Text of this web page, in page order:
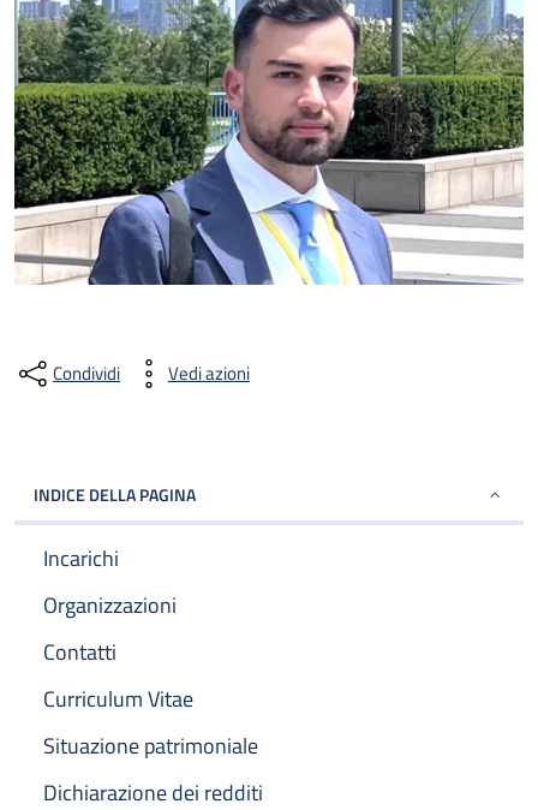
Condividi Vedi azioni
INDICE DELLA PAGINA
Incarichi
Organizzazioni
Contatti
Curriculum Vitae
Situazione patrimoniale
Dichiarazione dei redditi